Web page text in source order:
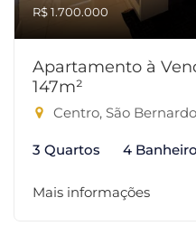
R$ 1.700.000
Apartamento à
147m²
Centro, São
3 Quartos 4
Mais informações